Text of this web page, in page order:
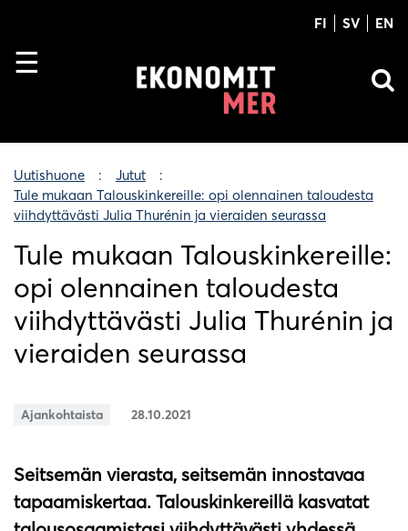
FI SV EN
Uutishuone
Jutut
Tule mukaan Talouskinkereille: opi olennainen taloudesta
viihdyttävästi Julia Thurénin ja vieraiden seurassa
Tule mukaan Talouskinkereille:
opi olennainen taloudesta
viihdyttävästi Julia Thurénin ja
vieraiden seurassa
Ajankohtaista 28.10.2021
Seitsemän vierasta, seitsemän innostavaa
tapaamiskertaa. Talouskinkereillä kasvatat